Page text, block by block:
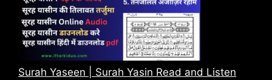
Surah Yaseen | Surah Yasin Read and Listen